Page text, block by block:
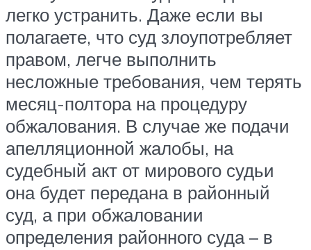
легко устранить. Даже если вы
полагаете, что суд злоупотребляет
правом, легче выполнить
несложные требования, чем терять
месяц-полтора на процедуру
обжалования. В случае же подачи
апелляционной жалобы, на
судебный акт от мирового судьи
она будет передана в районный
суд, а при обжаловании
определения районного суда – в